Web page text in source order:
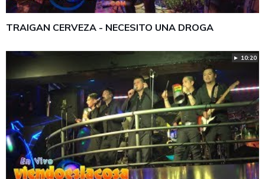
TRAIGAN CERVEZA - NECESITO UNA DROGA
► 10:20